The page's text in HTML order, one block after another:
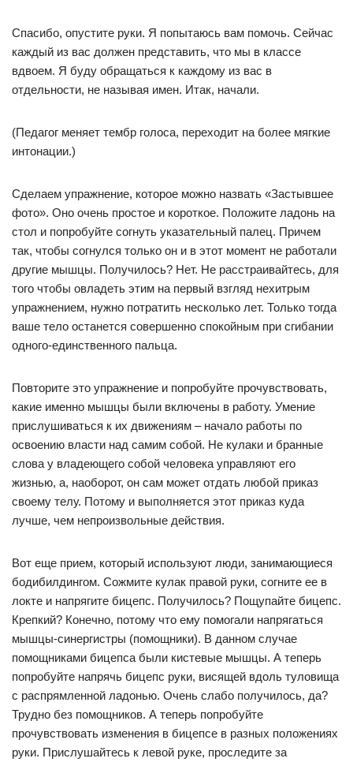
Спасибо, опустите руки. Я попытаюсь вам помочь. Сейчас
каждый из вас должен представить, что мы в классе
вдвоем. Я буду обращаться к каждому из вас в
отдельности, не называя имен. Итак, начали.
(Педагог меняет тембр голоса, переходит на более мягкие
интонации.)
Сделаем упражнение, которое можно назвать «Застывшее
фото». Оно очень простое и короткое. Положите ладонь на
стол и попробуйте согнуть указательный палец. Причем
так, чтобы согнулся только он и в этот момент не работали
другие мышцы. Получилось? Нет. Не расстраивайтесь, для
того чтобы овладеть этим на первый взгляд нехитрым
упражнением, нужно потратить несколько лет. Только тогда
ваше тело останется совершенно спокойным при сгибании
одного-единственного пальца.
Повторите это упражнение и попробуйте прочувствовать,
какие именно мышцы были включены в работу. Умение
прислушиваться к их движениям – начало работы по
освоению власти над самим собой. Не кулаки и бранные
слова у владеющего собой человека управляют его
жизнью, а, наоборот, он сам может отдать любой приказ
своему телу. Потому и выполняется этот приказ куда
лучше, чем непроизвольные действия.
Вот еще прием, который используют люди, занимающиеся
бодибилдингом. Сожмите кулак правой руки, согните ее в
локте и напрягите бицепс. Получилось? Пощупайте бицепс.
Крепкий? Конечно, потому что ему помогали напрягаться
мышцы-синергистры (помощники). В данном случае
помощниками бицепса были кистевые мышцы. А теперь
попробуйте напрячь бицепс руки, висящей вдоль туловища
с распрямленной ладонью. Очень слабо получилось, да?
Трудно без помощников. А теперь попробуйте
прочувствовать изменения в бицепсе в разных положениях
руки. Прислушайтесь к левой руке, проследите за